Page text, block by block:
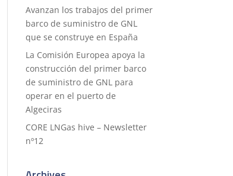
Avanzan los trabajos del primer
barco de suministro de GNL
que se construye en España
La Comisión Europea apoya la
construcción del primer barco
de suministro de GNL para
operar en el puerto de
Algeciras
CORE LNGas hive – Newsletter
nº12